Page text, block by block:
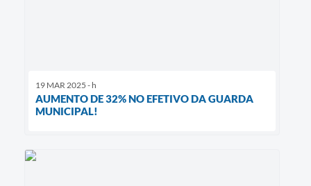
19 MAR 2025 - h
AUMENTO DE 32% NO EFETIVO DA GUARDA
MUNICIPAL!